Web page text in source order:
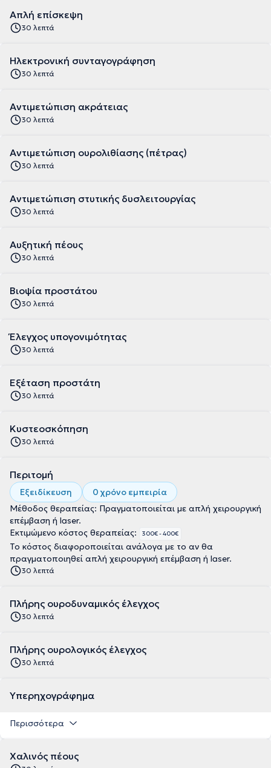
Απλή επίσκεψη
30 λεπτά
Ηλεκτρονική συνταγογράφηση
30 λεπτά
Αντιμετώπιση ακράτειας
30 λεπτά
Αντιμετώπιση ουρολιθίασης (πέτρας)
30 λεπτά
Αντιμετώπιση στυτικής δυσλειτουργίας
30 λεπτά
Αυξητική πέους
30 λεπτά
Βιοψία προστάτου
30 λεπτά
Έλεγχος υπογονιμότητας
30 λεπτά
Εξέταση προστάτη
30 λεπτά
Κυστεοσκόπηση
30 λεπτά
Περιτομή
Εξειδίκευση
0 χρόνο εμπειρία
Μέθοδος θεραπείας: Πραγματοποιείται με απλή χειρουργική
επέμβαση ή laser.
Εκτιμώμενο κόστος θεραπείας:
300€ - 400€
Το κόστος διαφοροποιείται ανάλογα με το αν θα
πραγματοποιηθεί απλή χειρουργική επέμβαση ή laser.
30 λεπτά
Πλήρης ουροδυναμικός έλεγχος
30 λεπτά
Πλήρης ουρολογικός έλεγχος
30 λεπτά
Υπερηχογράφημα
Περισσότερα
Χαλινός πέους